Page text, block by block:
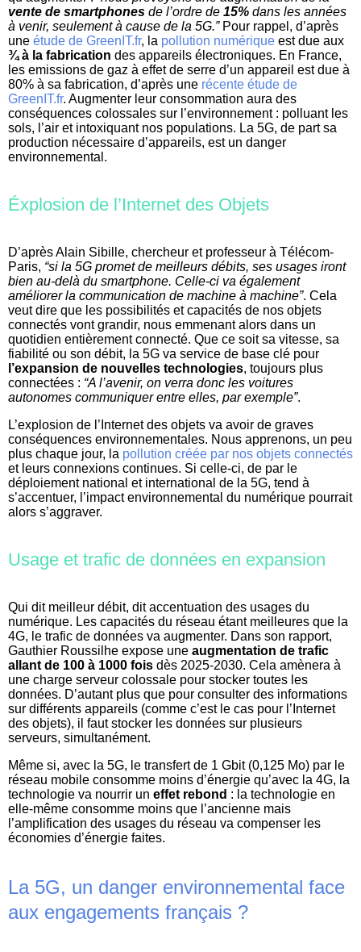
vente de smartphones de l’ordre de 15% dans les années
à venir, seulement à cause de la 5G.” Pour rappel, d’après
une étude de GreenIT.fr, la pollution numérique est due aux
¾ à la fabrication des appareils électroniques. En France,
les emissions de gaz à effet de serre d’un appareil est due à
80% à sa fabrication, d’après une récente étude de
GreenIT.fr. Augmenter leur consommation aura des
conséquences colossales sur l’environnement : polluant les
sols, l’air et intoxiquant nos populations. La 5G, de part sa
production nécessaire d’appareils, est un danger
environnemental.
Éxplosion de l’Internet des Objets
D’après Alain Sibille, chercheur et professeur à Télécom-
Paris, “si la 5G promet de meilleurs débits, ses usages iront
bien au-delà du smartphone. Celle-ci va également
améliorer la communication de machine à machine”. Cela
veut dire que les possibilités et capacités de nos objets
connectés vont grandir, nous emmenant alors dans un
quotidien entièrement connecté. Que ce soit sa vitesse, sa
fiabilité ou son débit, la 5G va service de base clé pour
l’expansion de nouvelles technologies, toujours plus
connectées : “A l’avenir, on verra donc les voitures
autonomes communiquer entre elles, par exemple”.
L’explosion de l’Internet des objets va avoir de graves
conséquences environnementales. Nous apprenons, un peu
plus chaque jour, la pollution créée par nos objets connectés
et leurs connexions continues. Si celle-ci, de par le
déploiement national et international de la 5G, tend à
s’accentuer, l’impact environnemental du numérique pourrait
alors s’aggraver.
Usage et trafic de données en expansion
Qui dit meilleur débit, dit accentuation des usages du
numérique. Les capacités du réseau étant meilleures que la
4G, le trafic de données va augmenter. Dans son rapport,
Gauthier Roussilhe expose une augmentation de trafic
allant de 100 à 1000 fois dès 2025-2030. Cela amènera à
une charge serveur colossale pour stocker toutes les
données. D’autant plus que pour consulter des informations
sur différents appareils (comme c’est le cas pour l’Internet
des objets), il faut stocker les données sur plusieurs
serveurs, simultanément.
Même si, avec la 5G, le transfert de 1 Gbit (0,125 Mo) par le
réseau mobile consomme moins d’énergie qu’avec la 4G, la
technologie va nourrir un effet rebond : la technologie en
elle-même consomme moins que l’ancienne mais
l’amplification des usages du réseau va compenser les
économies d’énergie faites.
La 5G, un danger environnemental face
aux engagements français ?